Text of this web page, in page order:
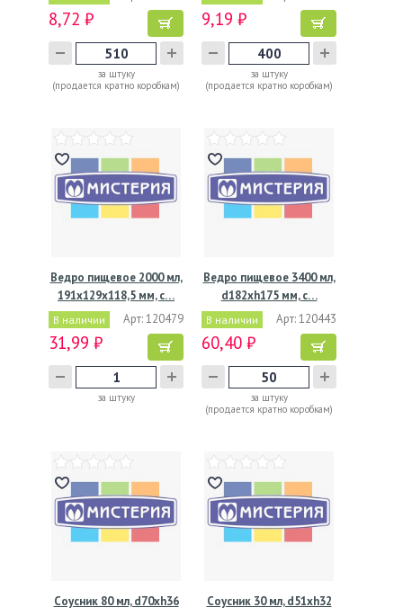
8,72 ₽
за штуку
(продается кратно коробкам)
9,19 ₽
за штуку
(продается кратно коробкам)
Ведро пищевое 2000 мл,
191х129х118,5 мм, с…
В наличии Арт: 120479
31,99 ₽
за штуку
Ведро пищевое 3400 мл,
d182хh175 мм, с…
В наличии Арт: 120443
60,40 ₽
за штуку
(продается кратно коробкам)
Соусник 80 мл, d70хh36
Соусник 30 мл, d51хh32